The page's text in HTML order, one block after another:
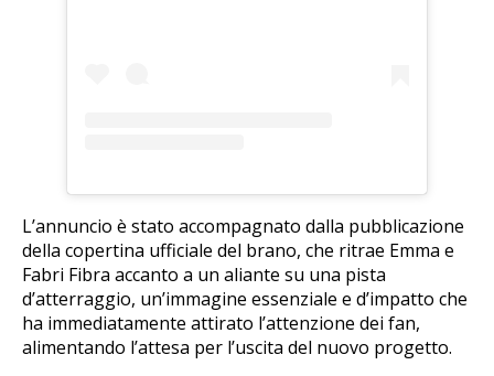
L’annuncio è stato accompagnato dalla pubblicazione
della copertina ufficiale del brano, che ritrae Emma e
Fabri Fibra accanto a un aliante su una pista
d’atterraggio, un’immagine essenziale e d’impatto che
ha immediatamente attirato l’attenzione dei fan,
alimentando l’attesa per l’uscita del nuovo progetto.